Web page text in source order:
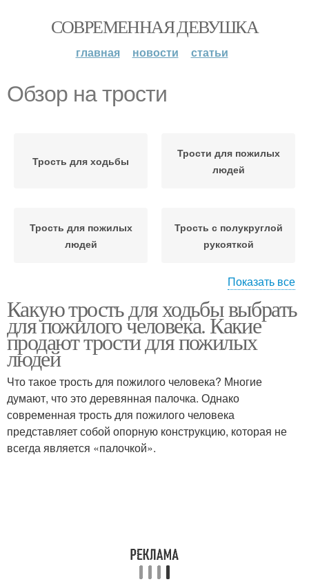
СОВРЕМЕННАЯ ДЕВУШКА
главная новости статьи
Обзор на трости
Трость для ходьбы
Трости для пожилых
людей
Трость для пожилых
людей
Трость с полукруглой
рукояткой
Трость с анатомической
рукояткой
Трость с опорой
Трость для людей
Показать все
Какую трость для ходьбы выбрать
для пожилого человека. Какие
продают трости для пожилых
людей
Что такое трость для пожилого человека? Многие
думают, что это деревянная палочка. Однако
современная трость для пожилого человека
представляет собой опорную конструкцию, которая не
всегда является «палочкой».